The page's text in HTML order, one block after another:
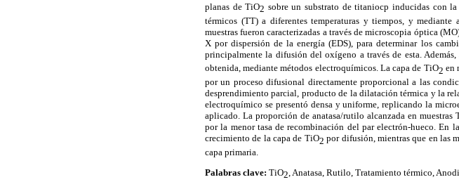
planas de TiO2 sobre un substrato de titaniocp inducidas con
térmicos (TT) a diferentes temperaturas y tiempos, y
muestras fueron caracterizadas a través de microscopia óptica
X por dispersión de la energía (EDS), para determinar los
principalmente la difusión del oxígeno a través de esta.
obtenida, mediante métodos electroquímicos. La capa de TiO2 en
por un proceso difusional directamente proporcional a las
desprendimiento parcial, producto de la dilatación térmica y la
electroquímico se presentó densa y uniforme, replicando la
aplicado. La proporción de anatasa/rutilo alcanzada en
por la menor tasa de recombinación del par electrón-hueco. En
crecimiento de la capa de TiO2 por difusión, mientras que en las
capa primaria.
Palabras clave: TiO2 , Anatasa, Rutilo, Tratamiento térmico,